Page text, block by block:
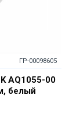
ГР-00098605
AQ1055-00
белый